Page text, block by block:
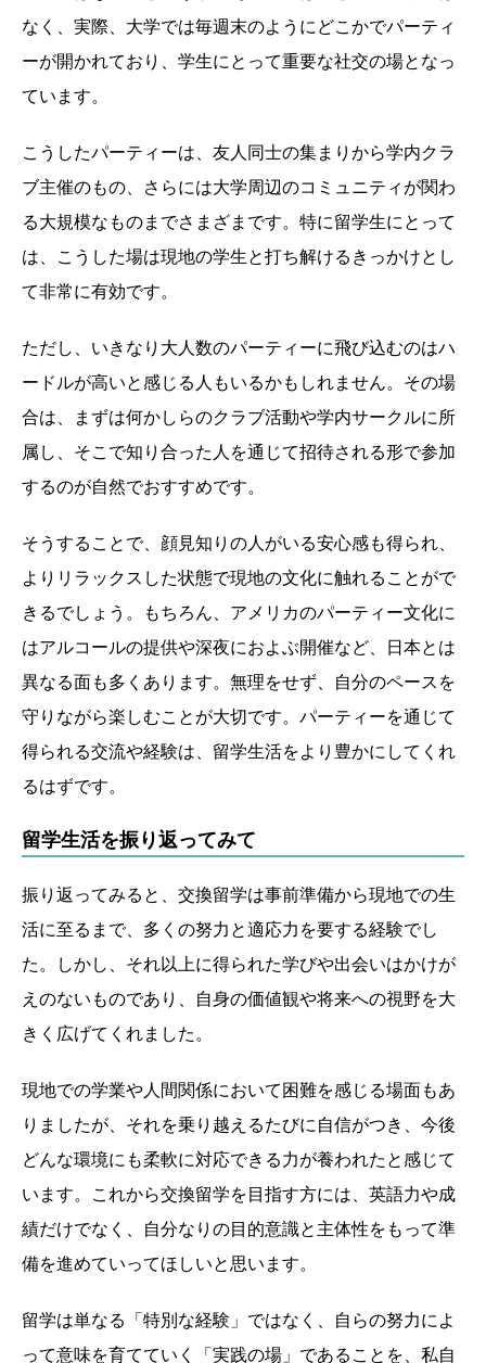
なく、実際、大学では毎週末のようにどこかでパーティ
ーが開かれており、学生にとって重要な社交の場となっ
ています。
こうしたパーティーは、友人同士の集まりから学内クラ
ブ主催のもの、さらには大学周辺のコミュニティが関わ
る大規模なものまでさまざまです。特に留学生にとって
は、こうした場は現地の学生と打ち解けるきっかけとし
て非常に有効です。
ただし、いきなり大人数のパーティーに飛び込むのはハ
ードルが高いと感じる人もいるかもしれません。その場
合は、まずは何かしらのクラブ活動や学内サークルに所
属し、そこで知り合った人を通じて招待される形で参加
するのが自然でおすすめです。
そうすることで、顔見知りの人がいる安心感も得られ、
よりリラックスした状態で現地の文化に触れることがで
きるでしょう。もちろん、アメリカのパーティー文化に
はアルコールの提供や深夜におよぶ開催など、日本とは
異なる面も多くあります。無理をせず、自分のペースを
守りながら楽しむことが大切です。パーティーを通じて
得られる交流や経験は、留学生活をより豊かにしてくれ
るはずです。
留学生活を振り返ってみて
振り返ってみると、交換留学は事前準備から現地での生
活に至るまで、多くの努力と適応力を要する経験でし
た。しかし、それ以上に得られた学びや出会いはかけが
えのないものであり、自身の価値観や将来への視野を大
きく広げてくれました。
現地での学業や人間関係において困難を感じる場面もあ
りましたが、それを乗り越えるたびに自信がつき、今後
どんな環境にも柔軟に対応できる力が養われたと感じて
います。これから交換留学を目指す方には、英語力や成
績だけでなく、自分なりの目的意識と主体性をもって準
備を進めていってほしいと思います。
留学は単なる「特別な経験」ではなく、自らの努力によ
って意味を育てていく「実践の場」であることを、私自